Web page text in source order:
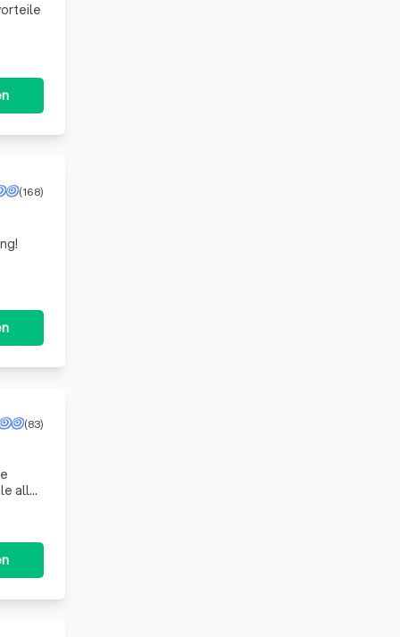
(168)
(83)
aller